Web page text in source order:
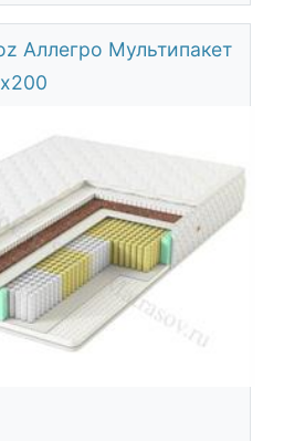
Аллегро Мультипакет